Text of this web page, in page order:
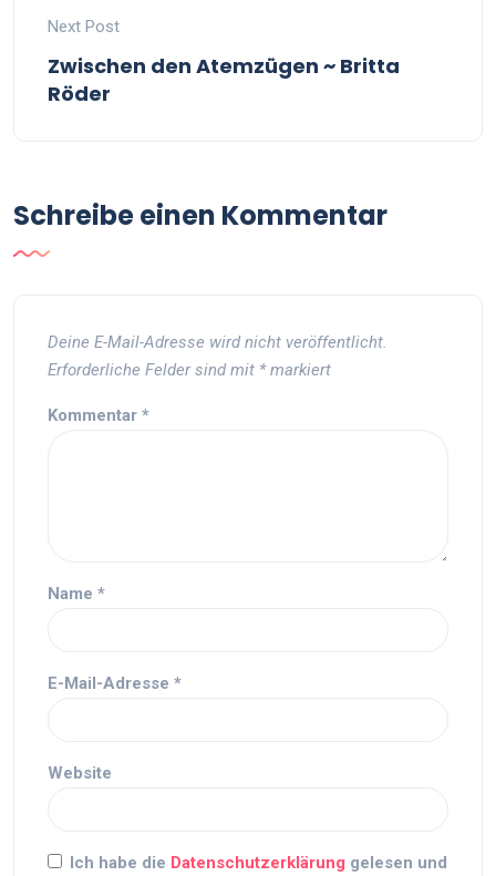
Next Post
Zwischen den Atemzügen ~ Britta
Röder
Schreibe einen Kommentar
Deine E-Mail-Adresse wird nicht veröffentlicht.
Erforderliche Felder sind mit *markiert
Kommentar *
Name *
E-Mail-Adresse *
Website
Ich habe die Datenschutzerklärung gelesen und